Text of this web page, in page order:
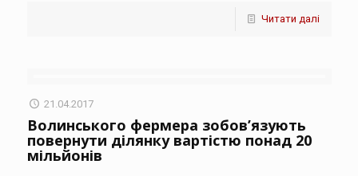
Читати далі
21.04.2017
Волинського фермера зобов’язують
повернути ділянку вартістю понад 20
мільйонів